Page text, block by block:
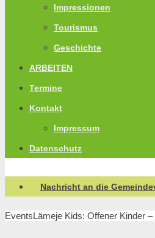
Impressionen
Tourismus
Geschichte
ARBEITEN
Termine
Kontakt
Impressum
Datenschutz
Nachricht an die
EventsLämeje Kids: Offener Kinder –